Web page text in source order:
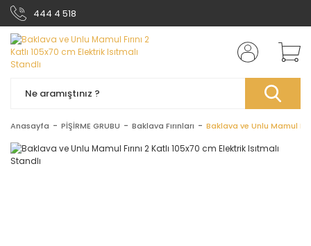
444 4 518
Anasayfa PİŞİRME GRUBU Baklava Fırınları Baklava ve Unlu Mamul